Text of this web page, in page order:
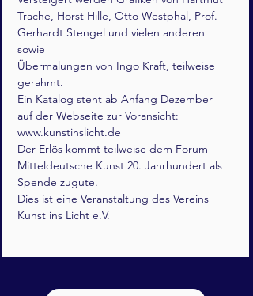
Trache, Horst Hille, Otto Westphal, Prof.
Gerhardt Stengel und vielen anderen
sowie
Übermalungen von Ingo Kraft, teilweise
gerahmt.
Ein Katalog steht ab Anfang Dezember
auf der Webseite zur Voransicht:
www.kunstinslicht.de
Der Erlös kommt teilweise dem Forum
Mitteldeutsche Kunst 20. Jahrhundert als
Spende zugute.
Dies ist eine Veranstaltung des Vereins
Kunst ins Licht e.V.